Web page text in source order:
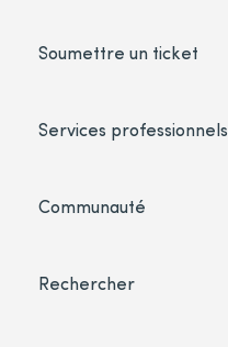
Soumettre un ticket
Services professionnels
Communauté
Rechercher